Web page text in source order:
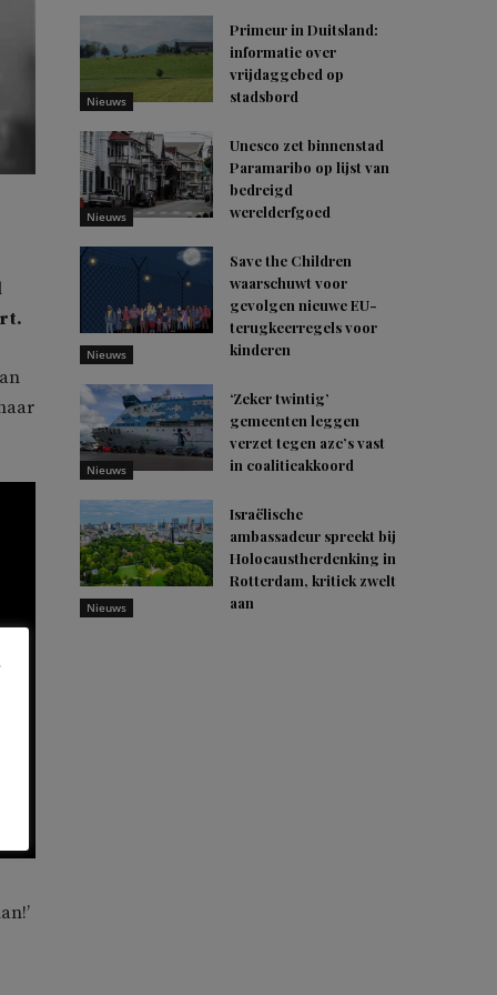
Nieuws
Primeur in Duitsland:
informatie over
vrijdaggebed op
stadsbord
Nieuws
Unesco zet binnenstad
Paramaribo op lijst van
bedreigd
werelderfgoed
Nieuws
Save the Children
waarschuwt voor
gevolgen nieuwe EU-
terugkeerregels voor
kinderen
Nieuws
‘Zeker twintig’
gemeenten leggen
verzet tegen azc’s vast
in coalitieakkoord
Nieuws
Israëlische
ambassadeur spreekt bij
Holocaustherdenking in
Rotterdam, kritiek zwelt
aan